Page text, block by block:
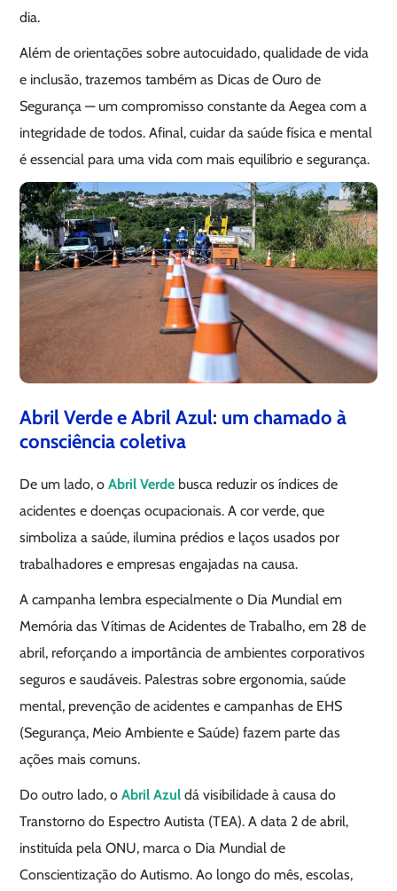
dia.
Além de orientações sobre autocuidado, qualidade de vida
e inclusão, trazemos também as Dicas de Ouro de
Segurança — um compromisso constante da Aegea com a
integridade de todos. Afinal, cuidar da saúde física e mental
é essencial para uma vida com mais equilíbrio e segurança.
Abril Verde e Abril Azul: um chamado à
consciência coletiva
De um lado, oAbril Verde busca reduzir os índices de
acidentes e doenças ocupacionais. A cor verde, que
simboliza a saúde, ilumina prédios e laços usados por
trabalhadores e empresas engajadas na causa.
A campanha lembra especialmente o Dia Mundial em
Memória das Vítimas de Acidentes de Trabalho, em 28 de
abril, reforçando a importância de ambientes corporativos
seguros e saudáveis. Palestras sobre ergonomia, saúde
mental, prevenção de acidentes e campanhas de EHS
(Segurança, Meio Ambiente e Saúde) fazem parte das
ações mais comuns.
Do outro lado, oAbril Azul dá visibilidade à causa do
Transtorno do Espectro Autista (TEA). A data 2 de abril,
instituída pela ONU, marca o Dia Mundial de
Conscientização do Autismo. Ao longo do mês, escolas,